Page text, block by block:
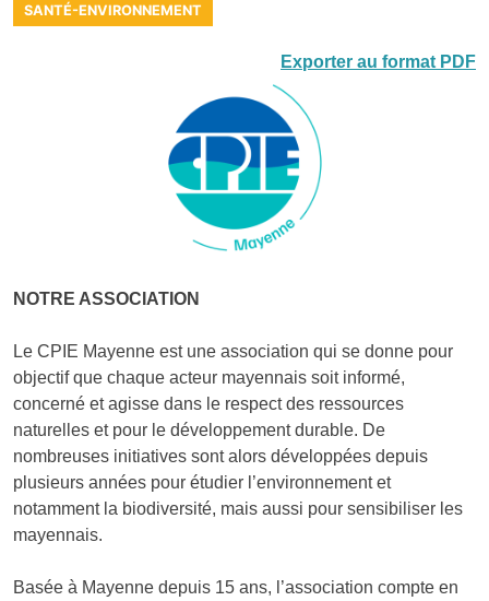
SANTÉ-ENVIRONNEMENT
Exporter au format PDF
NOTRE ASSOCIATION
Le CPIE Mayenne est une association qui se donne pour
objectif que chaque acteur mayennais soit informé,
concerné et agisse dans le respect des ressources
naturelles et pour le développement durable. De
nombreuses initiatives sont alors développées depuis
plusieurs années pour étudier l’environnement et
notamment la biodiversité, mais aussi pour sensibiliser les
mayennais.
Basée à Mayenne depuis 15 ans, l’association compte en